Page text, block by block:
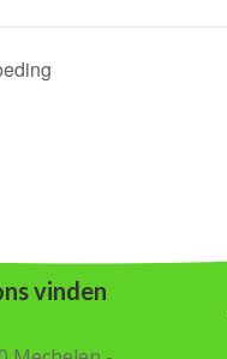
vinden